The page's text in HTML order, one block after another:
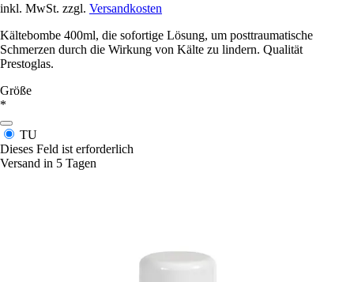
inkl. MwSt. zzgl. Versandkosten
Kältebombe 400ml, die sofortige Lösung, um posttraumatische
Schmerzen durch die Wirkung von Kälte zu lindern. Qualität
Prestoglas.
Größe
*
TU
Dieses Feld ist erforderlich
Versand in 5 Tagen